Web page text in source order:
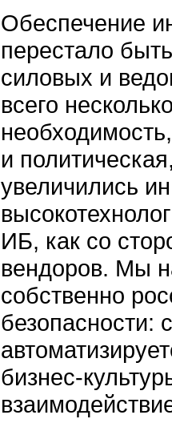
Обеспечение
перестало
силовых и
всего
и
увеличились
ИБ, как со
вендоров. Мы
собственно
безопасности:
бизнес-